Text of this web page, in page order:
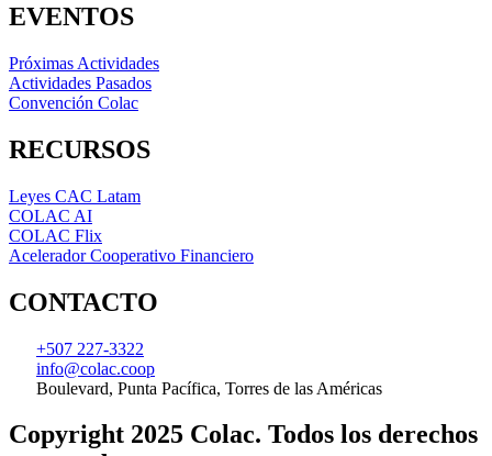
EVENTOS
Próximas Actividades
Actividades Pasados
Convención Colac
RECURSOS
Leyes CAC Latam
COLAC AI
COLAC Flix
Acelerador Cooperativo Financiero
CONTACTO
+507 227-3322
info@colac.coop
Boulevard, Punta Pacífica, Torres de las Américas
Copyright 2025 Colac. Todos los derechos